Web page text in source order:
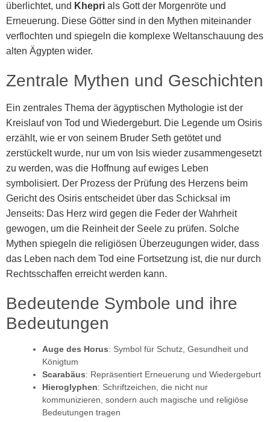
überlichtet, und Khepri als Gott der Morgenröte und
Erneuerung. Diese Götter sind in den Mythen miteinander
verflochten und spiegeln die komplexe Weltanschauung des
alten Ägypten wider.
Zentrale Mythen und Geschichten
Ein zentrales Thema der ägyptischen Mythologie ist der
Kreislauf von Tod und Wiedergeburt. Die Legende um Osiris
erzählt, wie er von seinem Bruder Seth getötet und
zerstückelt wurde, nur um von Isis wieder zusammengesetzt
zu werden, was die Hoffnung auf ewiges Leben
symbolisiert. Der Prozess der Prüfung des Herzens beim
Gericht des Osiris entscheidet über das Schicksal im
Jenseits: Das Herz wird gegen die Feder der Wahrheit
gewogen, um die Reinheit der Seele zu prüfen. Solche
Mythen spiegeln die religiösen Überzeugungen wider, dass
das Leben nach dem Tod eine Fortsetzung ist, die nur durch
Rechtsschaffen erreicht werden kann.
Bedeutende Symbole und ihre
Bedeutungen
Auge des Horus: Symbol für Schutz, Gesundheit und
Königtum
Scarabäus: Repräsentiert Erneuerung und Wiedergeburt
Hieroglyphen: Schriftzeichen, die nicht nur
kommunizieren, sondern auch magische und religiöse
Bedeutungen tragen